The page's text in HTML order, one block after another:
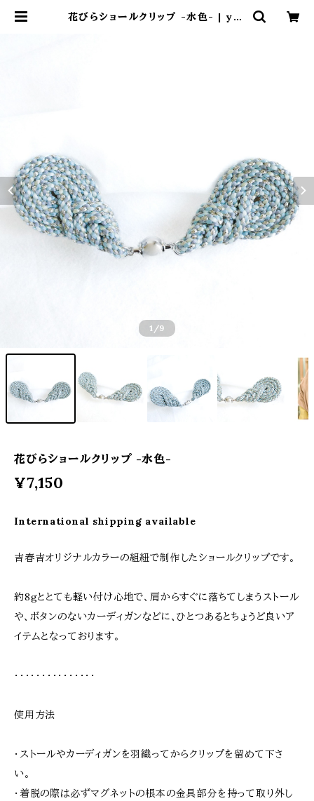
花びらショールクリップ -水色- | yos
1 /9
花びらショールクリップ -水色-
¥7,150
International shipping available
吉春吉オリジナルカラーの組紐で制作したショールクリップです。
約8gととても軽い付け心地で、肩からすぐに落ちてしまうストール
や、ボタンのないカーディガンなどに、ひとつあるとちょうど良いア
イテムとなっております。
・・・・・・・・・・・・・・・
使用方法
・ストールやカーディガンを羽織ってからクリップを留めて下さ
い。
・着脱の際は必ずマグネットの根本の金具部分を持って取り外し